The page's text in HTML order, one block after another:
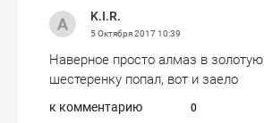
K.I.R.
5 Октября 201710:39
Наверное просто алмаз в золотую
шестеренку попал, вот и заело
к комментарию 0